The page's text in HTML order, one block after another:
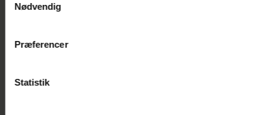
Vi anvender egne cookies og cookies fra tredjeparter til at
generere statistik og huske dine præferencer samt til brug
Nødvendig
Præferencer
Statistik